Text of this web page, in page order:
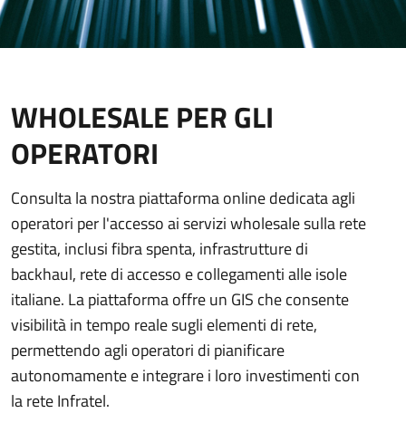
WHOLESALE PER GLI
OPERATORI
Consulta la nostra piattaforma online dedicata agli
operatori per l'accesso ai servizi wholesale sulla rete
gestita, inclusi fibra spenta, infrastrutture di
backhaul, rete di accesso e collegamenti alle isole
italiane. La piattaforma offre un GIS che consente
visibilità in tempo reale sugli elementi di rete,
permettendo agli operatori di pianificare
autonomamente e integrare i loro investimenti con
la rete Infratel.